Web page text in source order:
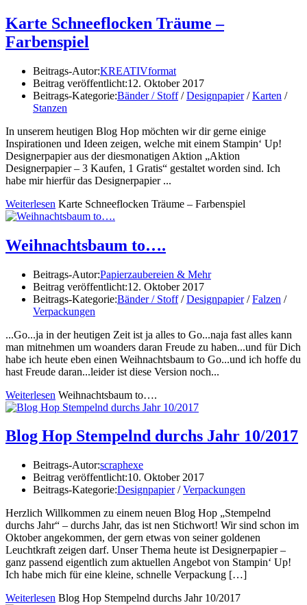
Karte Schneeflocken Träume –
Farbenspiel
Beitrags-Autor:KREATIVformat
Beitrag veröffentlicht:12. Oktober 2017
Beitrags-Kategorie:Bänder / Stoff / Designpapier / Karten /
Stanzen
In unserem heutigen Blog Hop möchten wir dir gerne einige
Inspirationen und Ideen zeigen, welche mit einem Stampin‘ Up!
Designerpapier aus der diesmonatigen Aktion „Aktion
Designerpapier – 3 Kaufen, 1 Gratis“ gestaltet worden sind. Ich
habe mir hierfür das Designerpapier ...
Weiterlesen Karte Schneeflocken Träume – Farbenspiel
Weihnachtsbaum to….
Beitrags-Autor:Papierzaubereien & Mehr
Beitrag veröffentlicht:12. Oktober 2017
Beitrags-Kategorie:Bänder / Stoff / Designpapier / Falzen /
Verpackungen
...Go...ja in der heutigen Zeit ist ja alles to Go...naja fast alles kann
man mitnehmen um woanders daran Freude zu haben...und für Dich
habe ich heute eben einen Weihnachtsbaum to Go...und ich hoffe du
hast Freude daran...leider ist diese Version noch...
Weiterlesen Weihnachtsbaum to….
Blog Hop Stempelnd durchs Jahr 10/2017
Beitrags-Autor:scraphexe
Beitrag veröffentlicht:10. Oktober 2017
Beitrags-Kategorie:Designpapier / Verpackungen
Herzlich Willkommen zu einem neuen Blog Hop „Stempelnd
durchs Jahr“ – durchs Jahr, das ist nen Stichwort! Wir sind schon im
Oktober angekommen, der gern etwas von seiner goldenen
Leuchtkraft zeigen darf. Unser Thema heute ist Designerpapier –
ganz passend eigentlich zum aktuellen Angebot von Stampin‘ Up!
Ich habe mich für eine kleine, schnelle Verpackung […]
Weiterlesen Blog Hop Stempelnd durchs Jahr 10/2017